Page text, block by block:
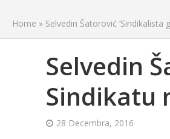
Home » Selvedin Šatorović
Selvedin
Sindikatu
28 Decembra, 2016